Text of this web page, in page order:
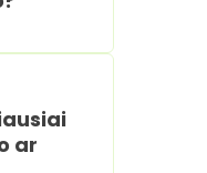
ar